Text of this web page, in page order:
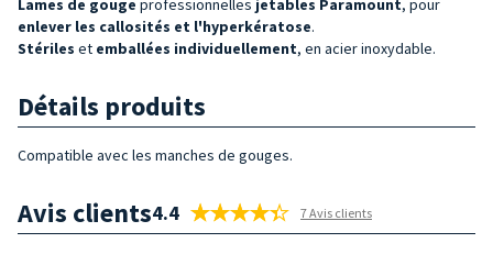
enlever les callosités et l'hyperkératose.
Stériles et emballées individuellement, en acier inoxydable.
Détails produits
Compatible avec les manches de gouges.
Avis clients4.4 7 Avis clients